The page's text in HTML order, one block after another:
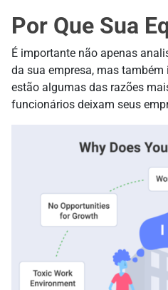
Por Que Sua
É importante não apenas
da sua empresa, mas
estão algumas das razões
funcionários deixam seus